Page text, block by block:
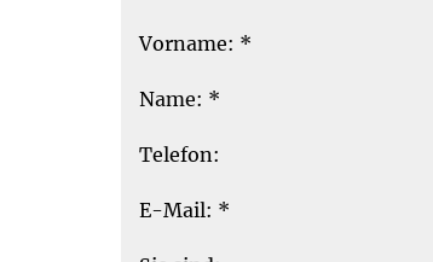
Vorname: *
Name: *
Telefon:
E-Mail: *